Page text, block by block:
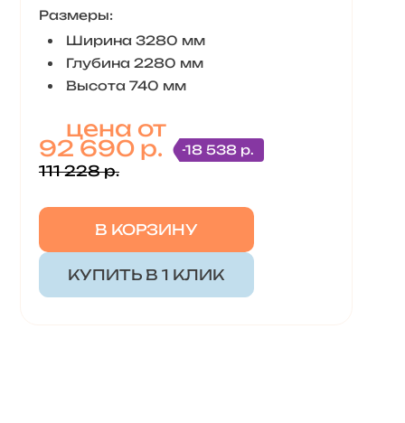
Размеры:
Ширина 3280 мм
Глубина 2280 мм
Высота 740 мм
цена от
92 690 р.
111 228 р.
-18 538 р.
В КОРЗИНУ
КУПИТЬ В 1 КЛИК